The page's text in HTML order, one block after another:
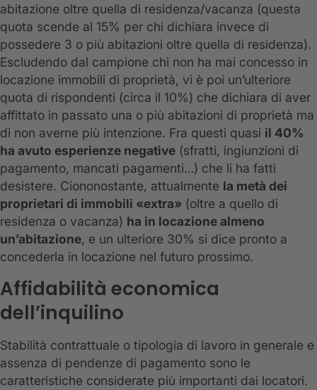
abitazione oltre quella di residenza/vacanza (questa
quota scende al 15% per chi dichiara invece di
possedere 3 o più abitazioni oltre quella di residenza).
Escludendo dal campione chi non ha mai concesso in
locazione immobili di proprietà, vi è poi un’ulteriore
quota di rispondenti (circa il 10%) che dichiara di aver
affittato in passato una o più abitazioni di proprietà ma
di non averne più intenzione. Fra questi quasi il 40%
ha avuto esperienze negative (sfratti, ingiunzioni di
pagamento, mancati pagamenti…) che li ha fatti
desistere. Ciononostante, attualmente la metà dei
proprietari di immobili «extra» (oltre a quello di
residenza o vacanza) ha in locazione almeno
un’abitazione, e un ulteriore 30% si dice pronto a
concederla in locazione nel futuro prossimo.
Affidabilità economica
dell’inquilino
Stabilità contrattuale o tipologia di lavoro in generale e
assenza di pendenze di pagamento sono le
caratteristiche considerate più importanti dai locatori.